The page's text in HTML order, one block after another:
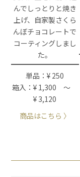
んでしっとりと焼き
上げ、自家製さくら
んぼチョコレートで
コーティングしまし
た。
単品：¥ 250
箱入：¥ 1,300 ～
¥ 3,120
商品はこちら 〉